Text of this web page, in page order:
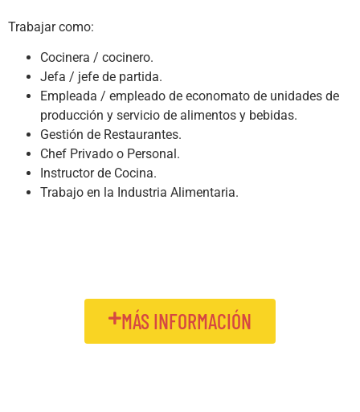
Trabajar como:
Cocinera / cocinero.
Jefa / jefe de partida.
Empleada / empleado de economato de unidades de
producción y servicio de alimentos y bebidas.
Gestión de Restaurantes.
Chef Privado o Personal.
Instructor de Cocina.
Trabajo en la Industria Alimentaria.
MÁS INFORMACIÓN